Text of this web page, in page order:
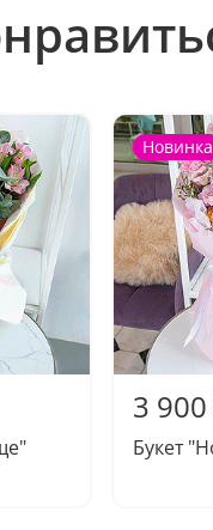
Новинка
3 900
Букет